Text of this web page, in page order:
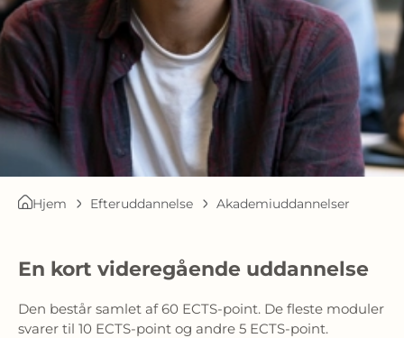
Hjem Efteruddannelse Akademiuddannelser
En kort videregående uddannelse
Den består samlet af 60 ECTS-point. De fleste moduler
svarer til 10 ECTS-point og andre 5 ECTS-point.